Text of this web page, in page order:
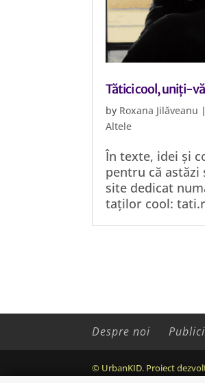
Tătici cool, uniți-
by Roxana Jilăveanu
Altele
În texte, idei și
pentru că astăzi
site dedicat
taților cool:
Despre noi
© UrbanKID. Proiect